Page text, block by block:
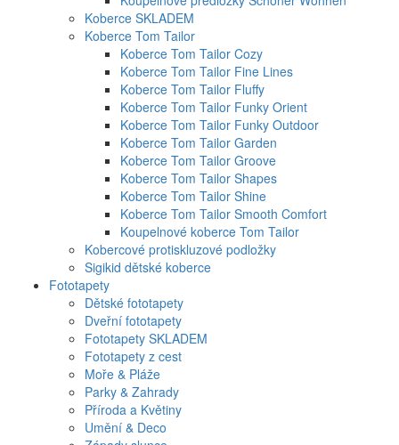
Koberce SKLADEM
Koberce Tom Tailor
Koberce Tom Tailor Cozy
Koberce Tom Tailor Fine Lines
Koberce Tom Tailor Fluffy
Koberce Tom Tailor Funky Orient
Koberce Tom Tailor Funky Outdoor
Koberce Tom Tailor Garden
Koberce Tom Tailor Groove
Koberce Tom Tailor Shapes
Koberce Tom Tailor Shine
Koberce Tom Tailor Smooth Comfort
Koupelnové koberce Tom Tailor
Kobercové protiskluzové podložky
Sigikid dětské koberce
Fototapety
Dětské fototapety
Dveřní fototapety
Fototapety SKLADEM
Fototapety z cest
Moře & Pláže
Parky & Zahrady
Příroda a Květiny
Umění & Deco